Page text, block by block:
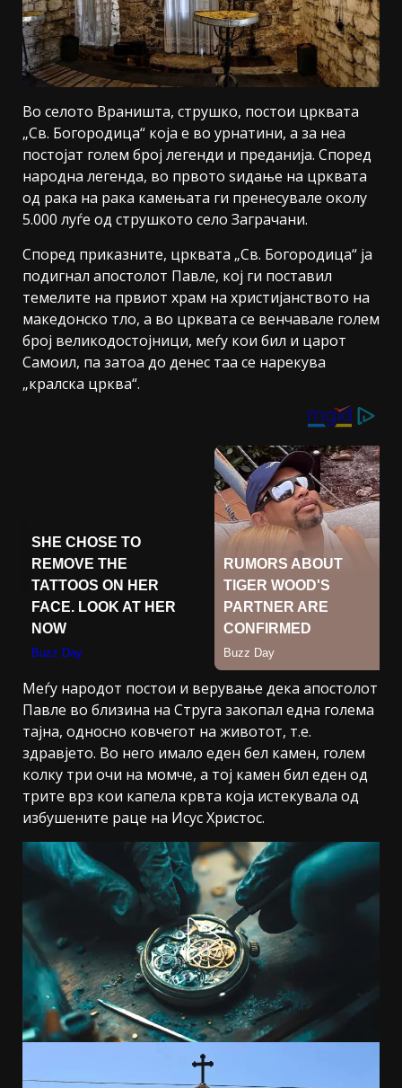
Во селото Враништа, струшко, постои црквата
„Св. Богородица“ која е во урнатини, а за неа
постојат голем број легенди и преданија. Според
народна легенда, во првото ѕидање на црквата
од рака на рака камењата ги пренесувале околу
5.000 луѓе од струшкото село Заграчани.
Според приказните, црквата „Св. Богородица“ ја
подигнал апостолот Павле, кој ги поставил
темелите на првиот храм на христијанството на
македонско тло, а во црквата се венчавале голем
број великодостојници, меѓу кои бил и царот
Самоил, па затоа до денес таа се нарекува
„кралска црква“.
Меѓу народот постои и верување дека апостолот
Павле во близина на Струга закопал една голема
тајна, односно ковчегот на животот, т.е.
здравјето. Во него имало еден бел камен, голем
колку три очи на момче, а тој камен бил еден од
трите врз кои капела крвта која истекувала од
избушените раце на Исус Христос.